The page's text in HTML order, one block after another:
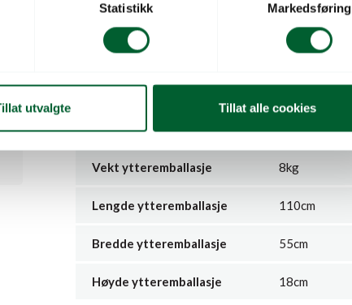
Statistikk Markedsføring
utvalgte Tillat alle cookies
Salgsenhet Sekk
ytteremballasje
Vekt ytteremballasje 8kg
Lengde ytteremballasje 110cm
Bredde ytteremballasje 55cm
Høyde ytteremballasje 18cm